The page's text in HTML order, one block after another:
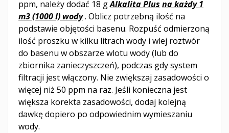
ppm, należy dodać 18 gAlkalita Plus na każdy 1
m3 (1000 l) wody. Oblicz potrzebną ilość na
podstawie objętości basenu. Rozpuść odmierzoną
ilość proszku w kilku litrach wody i wlej roztwór
do basenu w obszarze wlotu wody (lub do
zbiornika zanieczyszczeń), podczas gdy system
filtracji jest włączony. Nie zwiększaj zasadowości o
więcej niż 50 ppm na raz. Jeśli konieczna jest
większa korekta zasadowości, dodaj kolejną
dawkę dopiero po odpowiednim wymieszaniu
wody.